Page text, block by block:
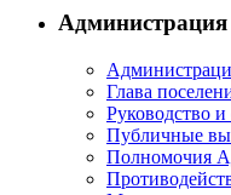
Администрация
Глава
Руководство и
Публичные
Полномочия